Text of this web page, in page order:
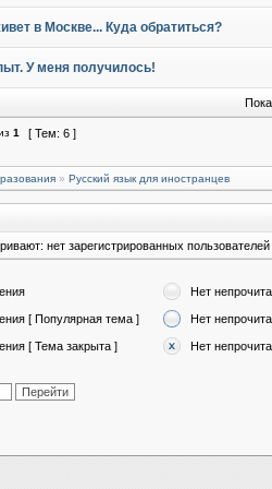
в Москве... Куда обратиться?
У меня получилось!
1 [ Тем: 6 ]
» Русский язык для иностранцев
нет зарегистрированных пользователей
Нет
[ Популярная тема ] Нет
[ Тема закрыта ] Нет